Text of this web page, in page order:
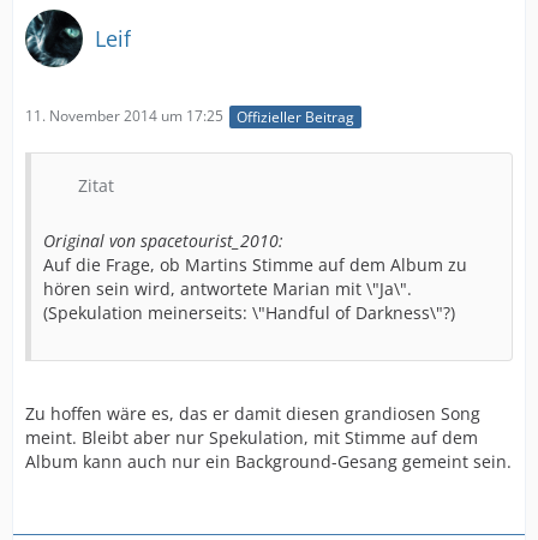
Leif
11. November 2014 um 17:25 Offizieller Beitrag
Zitat
Original von spacetourist_2010:
Auf die Frage, ob Martins Stimme auf dem Album zu
hören sein wird, antwortete Marian mit \"Ja\".
(Spekulation meinerseits: \"Handful of Darkness\"?)
Zu hoffen wäre es, das er damit diesen grandiosen Song
meint. Bleibt aber nur Spekulation, mit Stimme auf dem
Album kann auch nur ein Background-Gesang gemeint sein.